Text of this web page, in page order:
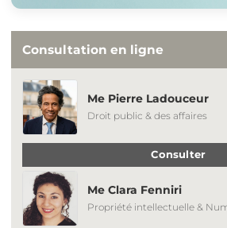
Consultation en ligne
Me Pierre Ladouceur
Droit public & des affaires
Consulter
Me Clara Fenniri
Propriété intellectuelle &